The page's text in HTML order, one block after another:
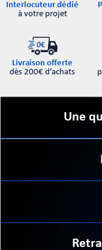
Interlocuteur dédié
à votre projet
Livraison offerte
dès 200€ d’achats
Une